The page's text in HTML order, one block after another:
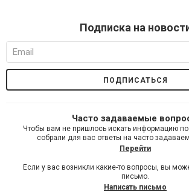
Подписка на
Часто задаваемые
Чтобы вам не пришлось искать информацию
собрали для вас ответы на часто
Перейти
Если у вас возникли какие-то вопросы, вы
письмо.
Написать письмо